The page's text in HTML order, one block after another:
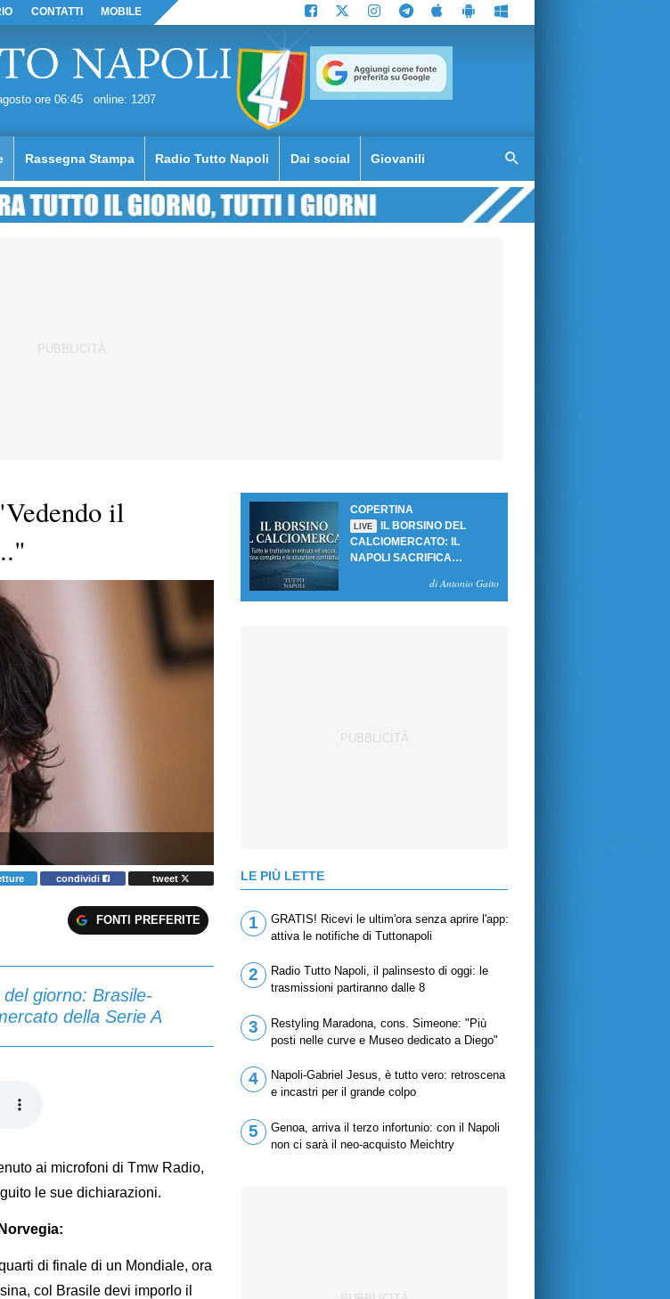
CONTATTI MOBILE
ore 06:45 online: 1207
Rassegna Stampa Radio Tutto Napoli Dai social Giovanili
il
condividi tweet
FONTI PREFERITE
giorno: Brasile-
della Serie A
ai microfoni di Tmw Radio,
le sue dichiarazioni.
di finale di un Mondiale, ora
col Brasile devi imporlo il
COPERTINA
LIVE
IL BORSINO DEL
CALCIOMERCATO: IL
NAPOLI SACRIFICA
SBLOCCANO ARRIVIdi Antonio Gaito
LE PIÙ LETTE
1
GRATIS! Ricevi le ultim'ora senza aprire l'app:
attiva le notifiche di Tuttonapoli
2
Radio Tutto Napoli, il palinsesto di oggi: le
trasmissioni partiranno dalle 8
3
Restyling Maradona, cons. Simeone: "Più
posti nelle curve e Museo dedicato a Diego"
4
Napoli-Gabriel Jesus, è tutto vero: retroscena
e incastri per il grande colpo
5
Genoa, arriva il terzo infortunio: con il Napoli
non ci sarà il neo-acquisto Meichtry